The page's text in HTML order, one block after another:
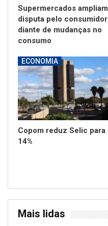
Supermercados ampliam
disputa pelo consumidor
diante de mudanças no
consumo
ECONOMIA
Copom reduz Selic para
14%
Mais lidas